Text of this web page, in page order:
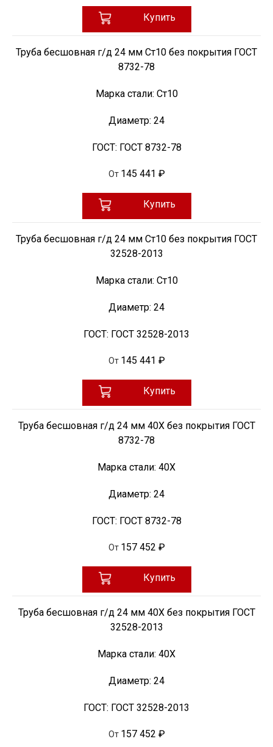
Купить
Труба бесшовная г/д 24 мм Ст10 без покрытия ГОСТ
8732-78
Марка стали: Ст10
Диаметр: 24
ГОСТ: ГОСТ 8732-78
От 145 441 ₽
Купить
Труба бесшовная г/д 24 мм Ст10 без покрытия ГОСТ
32528-2013
Марка стали: Ст10
Диаметр: 24
ГОСТ: ГОСТ 32528-2013
От 145 441 ₽
Купить
Труба бесшовная г/д 24 мм 40Х без покрытия ГОСТ
8732-78
Марка стали: 40Х
Диаметр: 24
ГОСТ: ГОСТ 8732-78
От 157 452 ₽
Купить
Труба бесшовная г/д 24 мм 40Х без покрытия ГОСТ
32528-2013
Марка стали: 40Х
Диаметр: 24
ГОСТ: ГОСТ 32528-2013
От 157 452 ₽